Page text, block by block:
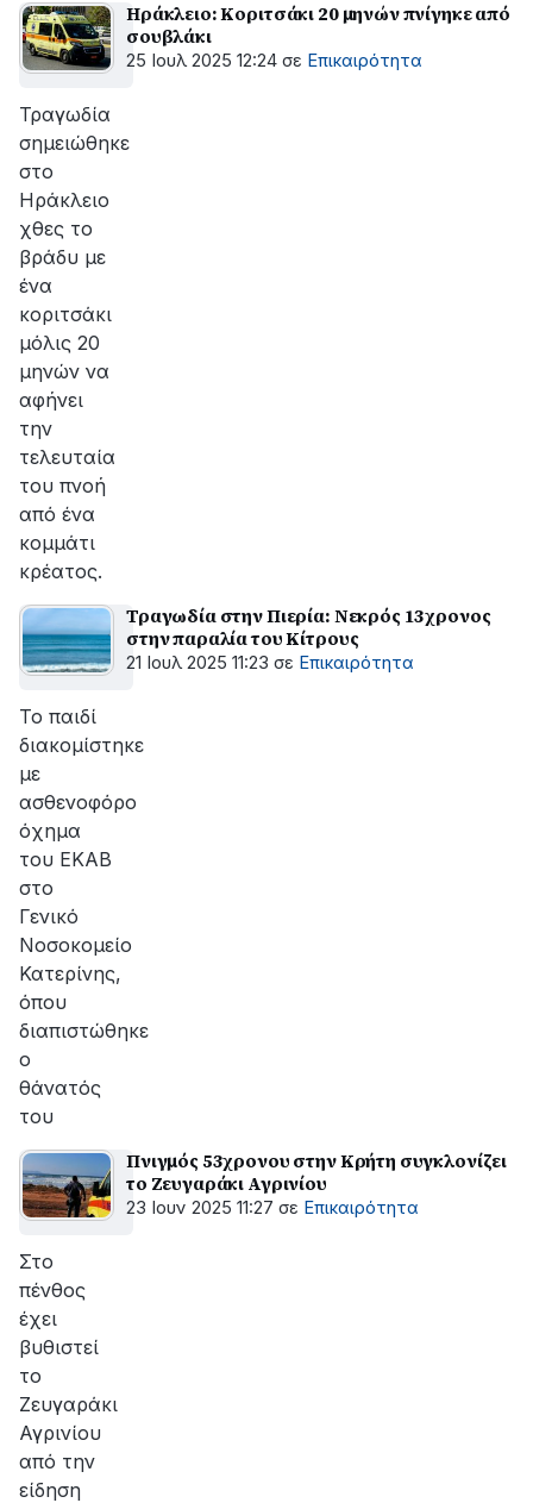
ΔΕΔΔΗΕ
για
την
της
βλάβης
Ηράκλειο: Κοριτσάκι 20 μηνών πνίγηκε από
σουβλάκι
25 Ιουλ 2025 12:24 σε Επικαιρότητα
Τραγωδία
σημειώθηκε
στο
Ηράκλειο
χθες το
βράδυ με
ένα
κοριτσάκι
μόλις 20
μηνών να
αφήνει
την
τελευταία
του πνοή
από ένα
κομμάτι
κρέατος.
Τραγωδία στην Πιερία: Νεκρός 13χρονος
στην παραλία του Κίτρους
21 Ιουλ 2025 11:23 σε Επικαιρότητα
Το παιδί
διακομίστηκε
με
ασθενοφόρο
όχημα
του ΕΚΑΒ
στο
Γενικό
Νοσοκομείο
Κατερίνης,
όπου
διαπιστώθηκε
ο
θάνατός
του
Πνιγμός 53χρονου στην Κρήτη συγκλονίζει
το Ζευγαράκι Αγρινίου
23 Ιουν 2025 11:27 σε Επικαιρότητα
Στο
πένθος
έχει
βυθιστεί
το
Ζευγαράκι
Αγρινίου
από την
είδηση